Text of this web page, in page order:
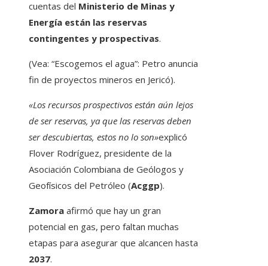
cuentas del Ministerio de Minas y
Energía están las reservas
contingentes y prospectivas.
(Vea: “Escogemos el agua”: Petro anuncia
fin de proyectos mineros en Jericó).
«Los recursos prospectivos están aún lejos
de ser reservas, ya que las reservas deben
ser descubiertas, estos no lo son»explicó
Flover Rodríguez, presidente de la
Asociación Colombiana de Geólogos y
Geofísicos del Petróleo (Acggp).
Zamora afirmó que hay un gran
potencial en gas, pero faltan muchas
etapas para asegurar que alcancen hasta
2037.